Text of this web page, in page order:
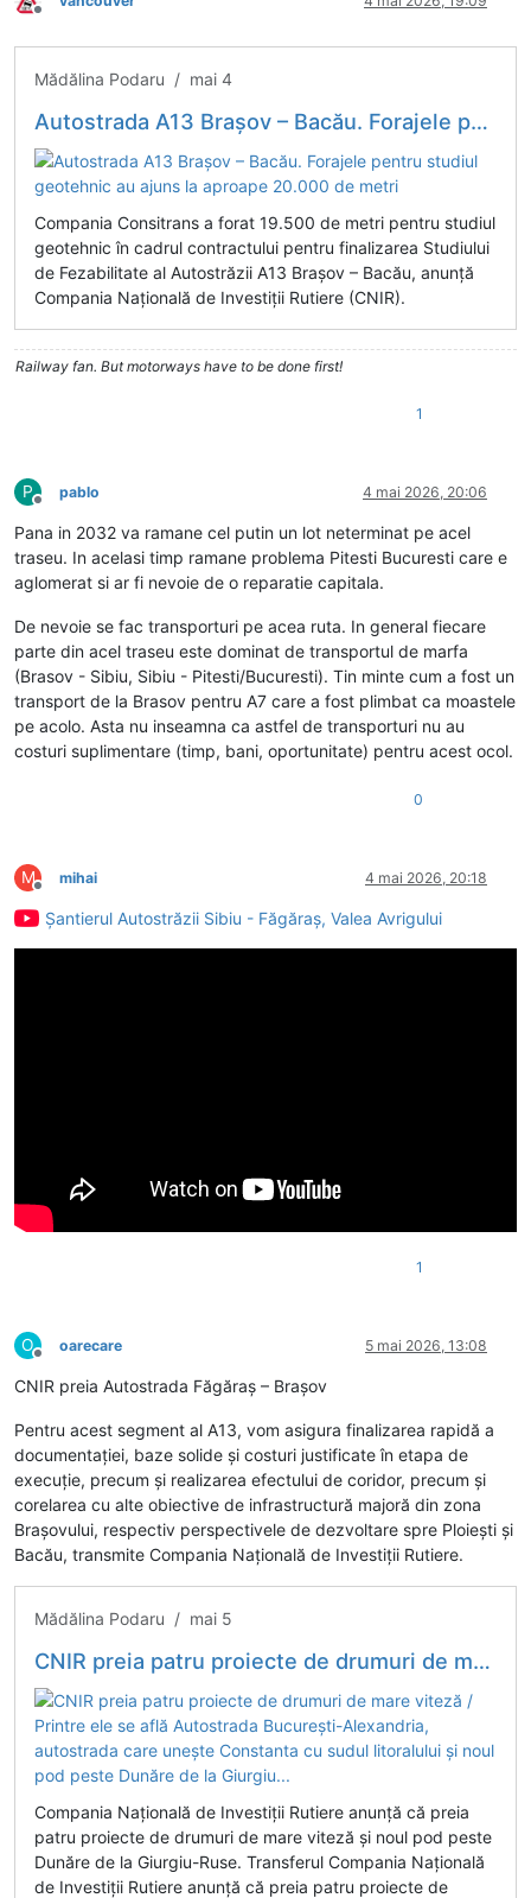
Deconectat
Mădălina Podaru / mai 4
Autostrada A13 Brașov – Bacău. Forajele pentru studiul geotehnic au ajuns la aproape 20.000 de metri
Compania Consitrans a forat 19.500 de metri pentru studiul
geotehnic în cadrul contractului pentru finalizarea Studiului
de Fezabilitate al Autostrăzii A13 Brașov – Bacău, anunță
Compania Națională de Investiții Rutiere (CNIR).
Railway fan. But motorways have to be done first!
1
P
Deconectat
pablo 4 mai 2026, 20:06
Pana in 2032 va ramane cel putin un lot neterminat pe acel
traseu. In acelasi timp ramane problema Pitesti Bucuresti care e
aglomerat si ar fi nevoie de o reparatie capitala.
De nevoie se fac transporturi pe acea ruta. In general fiecare
parte din acel traseu este dominat de transportul de marfa
(Brasov - Sibiu, Sibiu - Pitesti/Bucuresti). Tin minte cum a fost un
transport de la Brasov pentru A7 care a fost plimbat ca moastele
pe acolo. Asta nu inseamna ca astfel de transporturi nu au
costuri suplimentare (timp, bani, oportunitate) pentru acest ocol.
0
M
Deconectat
mihai 4 mai 2026, 20:18
Șantierul Autostrăzii Sibiu - Făgăraș, Valea Avrigului
1
O
Deconectat
oarecare 5 mai 2026, 13:08
CNIR preia Autostrada Făgăraș – Brașov
Pentru acest segment al A13, vom asigura finalizarea rapidă a
documentației, baze solide și costuri justificate în etapa de
execuție, precum și realizarea efectului de coridor, precum și
corelarea cu alte obiective de infrastructură majoră din zona
Brașovului, respectiv perspectivele de dezvoltare spre Ploiești și
Bacău, transmite Compania Națională de Investiții Rutiere.
Mădălina Podaru / mai 5
CNIR preia patru proiecte de drumuri de mare viteză / Printre ele se află Autostrada București-Alexandria, autostrada care unește Constanta cu sudul litoralului și noul pod peste Dunăre de la Giurgiu...
Compania Națională de Investiții Rutiere anunță că preia
patru proiecte de drumuri de mare viteză și noul pod peste
Dunăre de la Giurgiu-Ruse. Transferul Compania Națională
de Investiții Rutiere anunță că preia patru proiecte de